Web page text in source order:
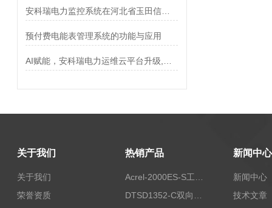
预付费电能表管理系统的功能与应用
关于我们
关于我们
荣誉资质
热销产品 新闻中心
新闻中心
技术文章